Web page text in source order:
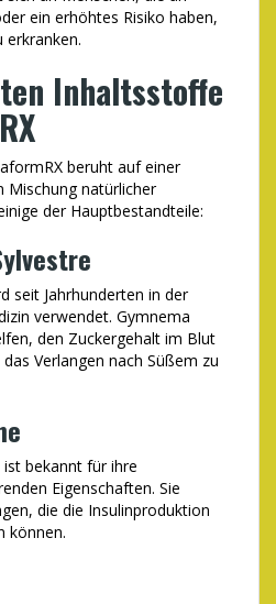
ein erhöhtes Risiko haben,
erkranken.
Inhaltsstoffe
beruht auf einer
Mischung natürlicher
der Hauptbestandteile:
seit Jahrhunderten in der
verwendet. Gymnema
den Zuckergehalt im Blut
Verlangen nach Süßem zu
bekannt für ihre
Eigenschaften. Sie
die die Insulinproduktion
können.